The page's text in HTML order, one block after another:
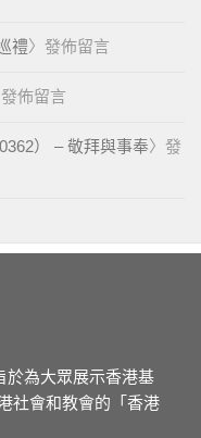
禮〉發佈留言
佈留言
） – 敬拜與事奉〉發
於為大眾展示香港基
社會和教會的「香港